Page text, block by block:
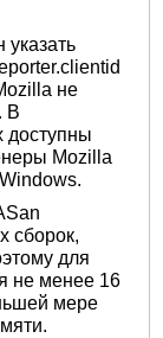
указать
не
В
доступны
Mozilla
сборок,
для
не менее 16
мере